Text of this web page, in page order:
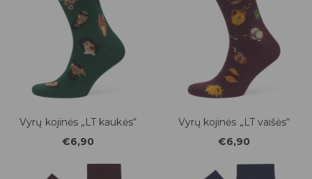
Vyrų kojinės „LT kaukės“
€6,90
Vyrų kojinės „LT vaišės“
€6,90